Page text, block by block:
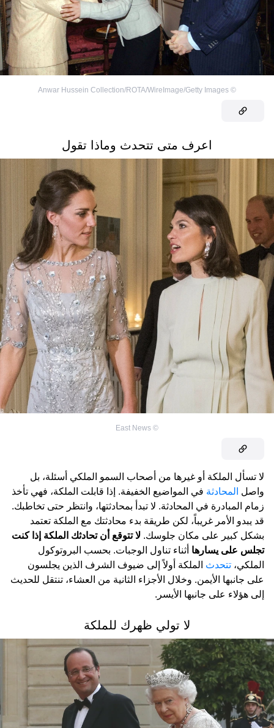
©
Anwar Hussein Collection/ROTA/WireImage/Getty Images
اعرف متى تتحدث وماذا تقول
©
East News
لا تسأل الملكة أو غيرها من أصحاب السمو الملكي أسئلة، بل
واصل المحادثة في المواضيع الخفيفة. إذا قابلت الملكة، فهي تأخذ
زمام المبادرة في المحادثة. لا تبدأ بمحادثتها، وانتظر حتى تخاطبك.
قد يبدو الأمر غريباً، لكن طريقة بدء محادثتك مع الملكة تعتمد
بشكل كبير على مكان جلوسك. لا تتوقع أن تحادثك الملكة إذا كنت
تجلس على يسارها أثناء تناول الوجبات. بحسب البروتوكول
الملكي، تتحدث الملكة أولاً إلى ضيوف الشرف الذين يجلسون
على جانبها الأيمن. وخلال الأجزاء الثانية من العشاء، تنتقل للحديث
إلى هؤلاء على جانبها الأيسر.
لا تولي ظهرك للملكة